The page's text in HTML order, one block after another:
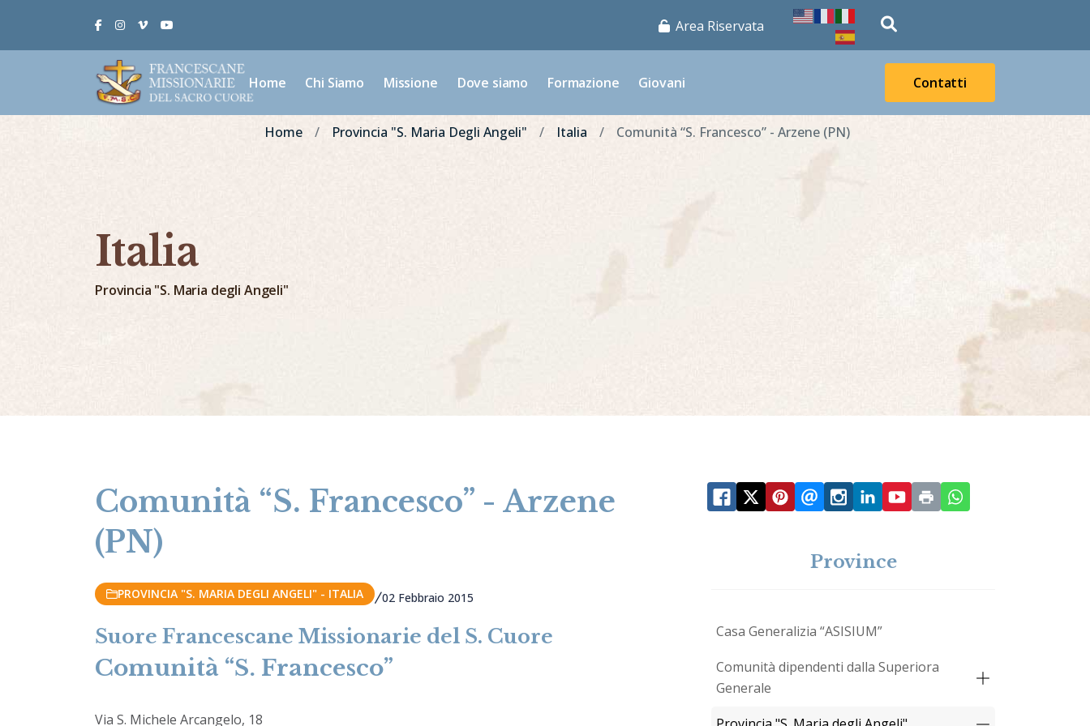
FacebookInstagram
Vimeo Area Riservata
magnifying-
glass
Home Chi Siamo Missione Dove siamo Formazione Giovani Contatti
Home Provincia "S. Maria Degli Angeli" Italia Comunità “S. Francesco” - Arzene (PN)
Italia
Provincia "S. Maria degli Angeli"
Comunità “S. Francesco” - Arzene
(PN)
PROVINCIA "S. MARIA DEGLI ANGELI" - ITALIA 02 Febbraio 2015
Suore Francescane Missionarie del S. Cuore
Comunità “S. Francesco”
Via S. Michele Arcangelo, 18
Province
Casa Generalizia “ASISIUM”
Comunità dipendenti dalla Superiora
Generale